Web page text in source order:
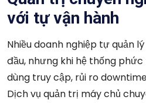
với tự vận hành
Nhiều doanh nghiệp tự quản
đầu, nhưng khi hệ thống
dùng truy cập, rủi ro
Dịch vụ quản trị máy chủ